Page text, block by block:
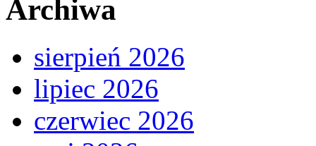
Archiwa
sierpień 2026
lipiec 2026
czerwiec 2026